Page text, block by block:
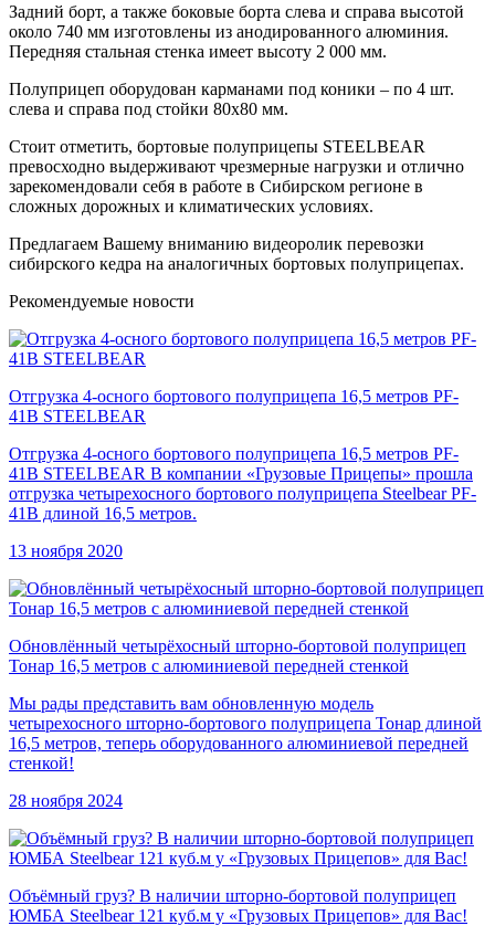
Задний борт, а также боковые борта слева и справа высотой
около 740 мм изготовлены из анодированного алюминия.
Передняя стальная стенка имеет высоту 2 000 мм.
Полуприцеп оборудован карманами под коники – по 4 шт.
слева и справа под стойки 80х80 мм.
Стоит отметить, бортовые полуприцепы STEELBEAR
превосходно выдерживают чрезмерные нагрузки и отлично
зарекомендовали себя в работе в Сибирском регионе в
сложных дорожных и климатических условиях.
Предлагаем Вашему вниманию видеоролик перевозки
сибирского кедра на аналогичных бортовых полуприцепах.
Рекомендуемые новости
Отгрузка 4-осного бортового полуприцепа 16,5 метров PF-
41B STEELBEAR
Отгрузка 4-осного бортового полуприцепа 16,5 метров PF-
41B STEELBEAR В компании «Грузовые Прицепы» прошла
отгрузка четырехосного бортового полуприцепа Steelbear PF-
41B длиной 16,5 метров.
13 ноября 2020
Обновлённый четырёхосный шторно-бортовой полуприцеп
Тонар 16,5 метров с алюминиевой передней стенкой
Мы рады представить вам обновленную модель
четырехосного шторно-бортового полуприцепа Тонар длиной
16,5 метров, теперь оборудованного алюминиевой передней
стенкой!
28 ноября 2024
Объёмный груз? В наличии шторно-бортовой полуприцеп
ЮМБА Steelbear 121 куб.м у «Грузовых Прицепов» для Вас!